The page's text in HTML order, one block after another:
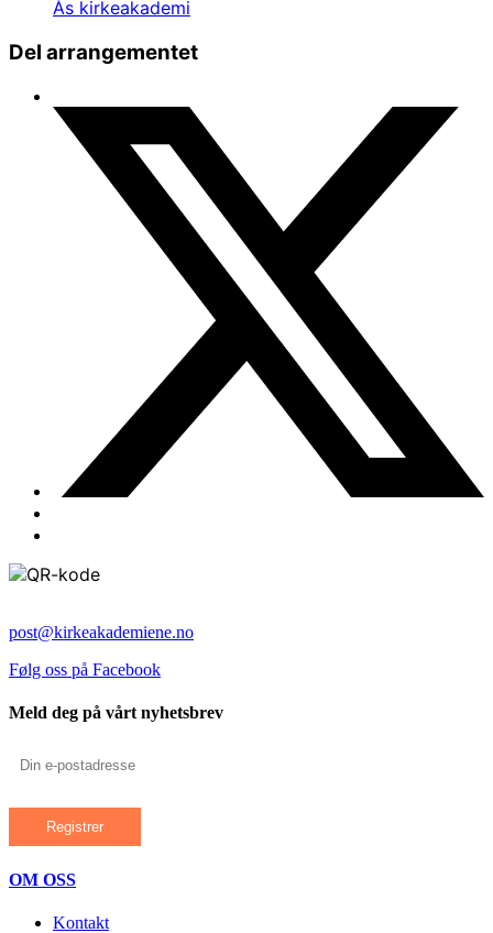
Ås kirkeakademi
Del arrangementet
post@kirkeakademiene.no
Følg oss på Facebook
Meld deg på vårt nyhetsbrev
OM OSS
Kontakt